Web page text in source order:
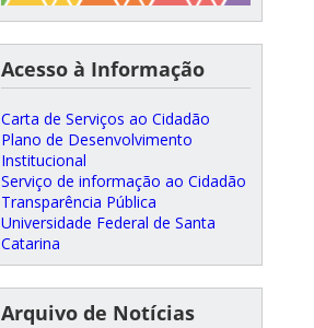
Acesso à Informação
Carta de Serviços ao Cidadão
Plano de Desenvolvimento
Institucional
Serviço de informação ao Cidadão
Transparência Pública
Universidade Federal de Santa
Catarina
Arquivo de Notícias